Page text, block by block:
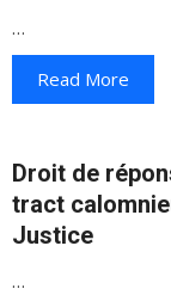
…
Read More
Droit de
tract
Justice
…